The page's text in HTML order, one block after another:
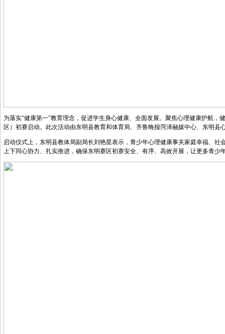
为落实“健康第一”教育理念，促进学生身心健康、全面发展。聚焦心理健康护航
区）初赛启动。此次活动由东明县教育和体育局、齐鲁晚报菏泽融媒中心、东明县
启动仪式上，东明县教体局副局长刘艳星表示，青少年心理健康事关家庭幸福、
上下同心协力、扎实推进，确保东明赛区初赛安全、有序、高效开展，让更多青少